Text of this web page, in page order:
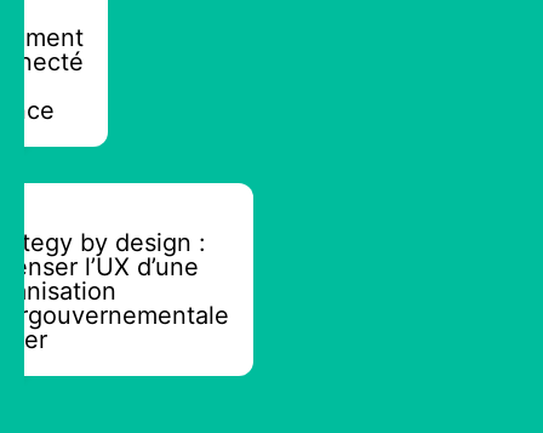
by design :
l’UX d’une